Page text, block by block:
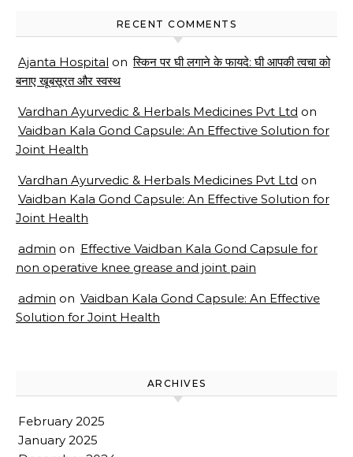
RECENT COMMENTS
Ajanta Hospital on स्किन पर घी लगाने के फायदे: घी आपकी त्वचा को
बनाए खूबसूरत और स्वस्थ
Vardhan Ayurvedic & Herbals Medicines Pvt Ltd on
Vaidban Kala Gond Capsule: An Effective Solution for
Joint Health
Vardhan Ayurvedic & Herbals Medicines Pvt Ltd on
Vaidban Kala Gond Capsule: An Effective Solution for
Joint Health
admin on Effective Vaidban Kala Gond Capsule for
non operative knee grease and joint pain
admin on Vaidban Kala Gond Capsule: An Effective
Solution for Joint Health
ARCHIVES
February 2025
January 2025